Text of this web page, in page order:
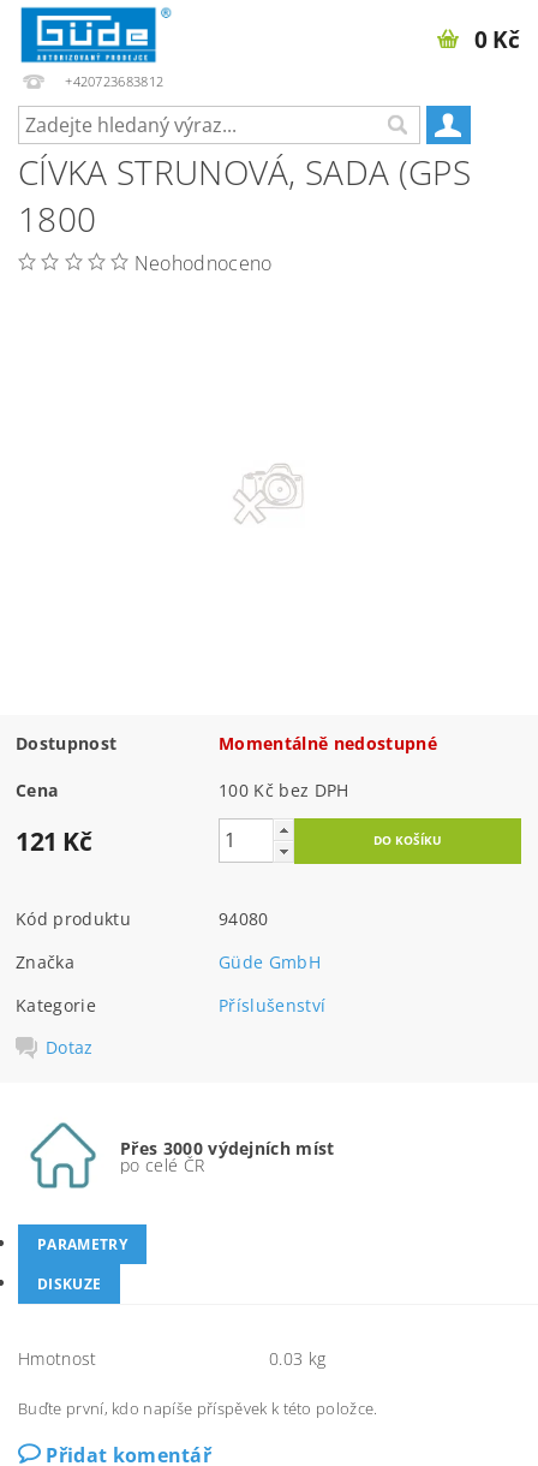
+420723683812
0 Kč
CÍVKA STRUNOVÁ, SADA (GPS
1800
Neohodnoceno
Dostupnost Momentálně nedostupné
Cena 100 Kč bez DPH
121 Kč
Kód produktu
94080
Značka
Güde GmbH
Kategorie
Příslušenství
Dotaz
Přes 3000 výdejních míst
po celé ČR
PARAMETRY
DISKUZE
Hmotnost 0.03 kg
Buďte první, kdo napíše příspěvek k této položce.
Přidat komentář